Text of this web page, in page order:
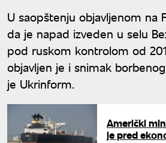
U saopštenju objavljenom na
da je napad izveden u selu
pod ruskom kontrolom od
objavljen je i snimak
je Ukrinform.
Američki
je pred